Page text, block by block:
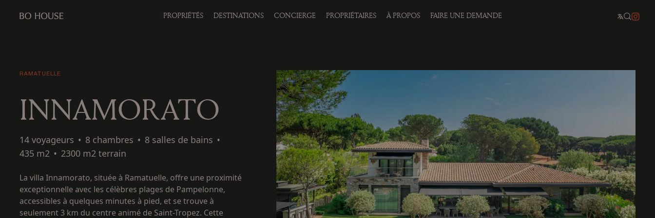
PROPRIÉTÉS DESTINATIONS CONCIERGE PROPRIÉTAIRES À PROPOS FAIRE UNE DEMANDE
RAMATUELLE
INNAMORATO
14 voyageurs • 8 chambres • 8 salles de bains •
435 m2 • 2300 m2 terrain
La villa Innamorato, située à Ramatuelle, offre une proximité
exceptionnelle avec les célèbres plages de Pampelonne,
accessibles à quelques minutes à pied, et se trouve à
seulement 3 km du centre animé de Saint-Tropez. Cette